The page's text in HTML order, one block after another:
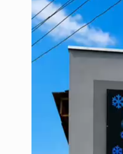
vídeo